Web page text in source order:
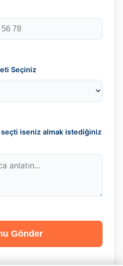
Seçiniz
iseniz almak istediğiniz
Gönder